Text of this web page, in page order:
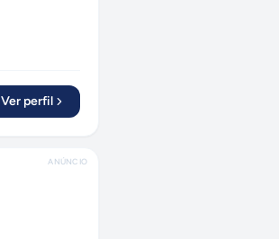
Ver perfil
ANÚNCIO